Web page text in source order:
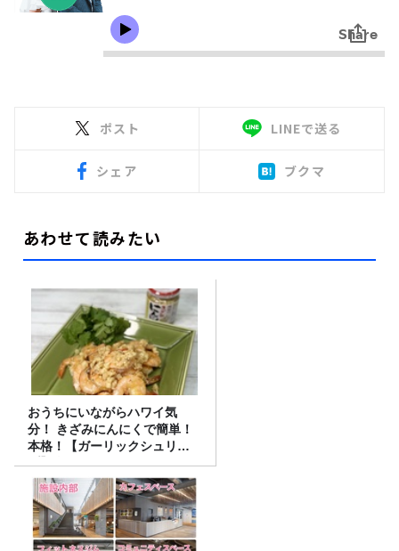
ポスト LINEで送る
シェア ブクマ
あわせて読みたい
おうちにいながらハワイ気
分！ きざみにんにくで簡単！
本格！【ガーリックシュリン
プ】 桃屋のかんたんレシピ